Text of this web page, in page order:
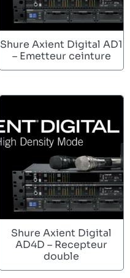
Shure Axient Digital AD1
– Emetteur ceinture
Shure Axient Digital
AD4D – Recepteur
double